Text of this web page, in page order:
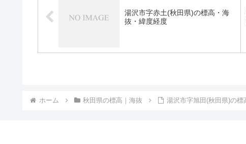
湯沢市字赤土(秋田県)の標高・海
抜・緯度経度
ホーム 秋田県の標高｜海抜 湯沢市字旭田(秋田県)の